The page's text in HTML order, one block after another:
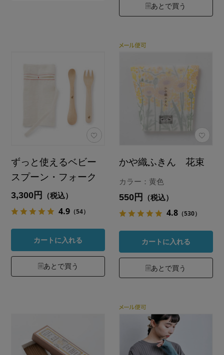
あとで買う
ずっと使えるベビー
スプーン・フォーク
3,300円 （税込）
4.9 （54）
カートに入れる
あとで買う
かや織ふきん 花束
カラー：黄色
550円 （税込）
4.8 （530）
カートに入れる
あとで買う